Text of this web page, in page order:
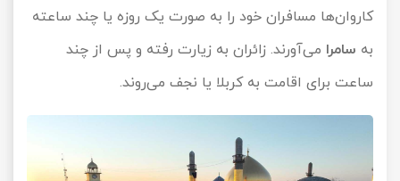
کاروان‌ها مسافران خود را به صورت یک روزه یا چند ساعته
به سامرا می‌آورند. زائران به زیارت رفته و پس از چند
ساعت برای اقامت به کربلا یا نجف می‌روند.